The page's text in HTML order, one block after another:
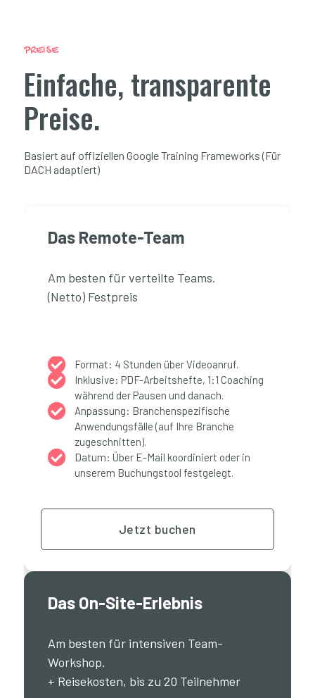
PREISE
Einfache, transparente
Preise.
Basiert auf offiziellen Google Training Frameworks (Für
DACH adaptiert)
Das Remote-Team
Am besten für verteilte Teams.
(Netto) Festpreis
 Format: 4 Stunden über Videoanruf.

Inklusive: PDF-Arbeitshefte, 1:1 Coaching
während der Pausen und danach.

Anpassung: Branchenspezifische
Anwendungsfälle (auf Ihre Branche
zugeschnitten).

Datum: Über E-Mail koordiniert oder in
unserem Buchungstool festgelegt.
Jetzt buchen
Das On-Site-Erlebnis
Am besten für intensiven Team-
Workshop.
+ Reisekosten, bis zu 20 Teilnehmer